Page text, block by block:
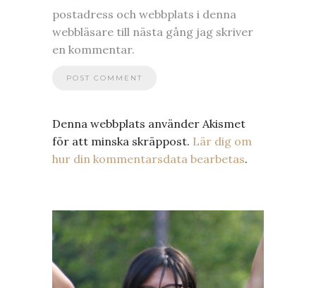
postadress och webbplats i denna
webbläsare till nästa gång jag skriver
en kommentar.
Denna webbplats använder Akismet
för att minska skräppost. Lär dig om
hur din kommentarsdata bearbetas.